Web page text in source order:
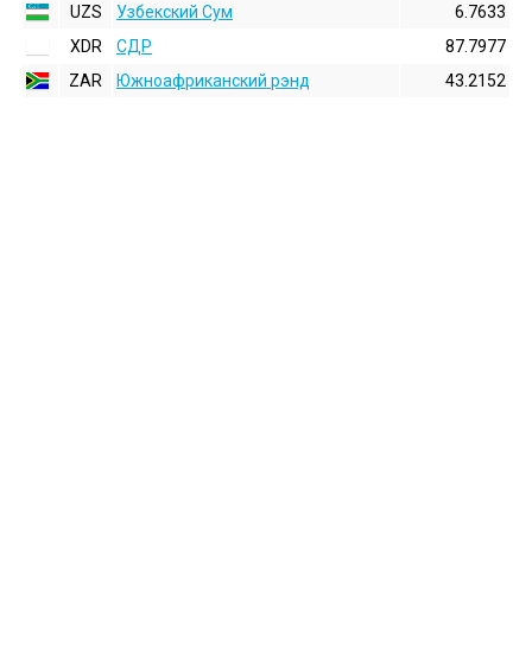
UZS
Узбекский Сум
6.7633
XDR
СДР
87.7977
ZAR
Южноафриканский рэнд 43.2152